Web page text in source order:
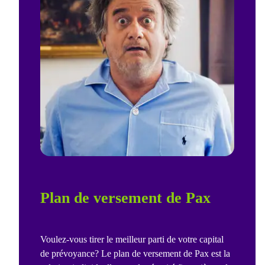
payée mensuellement, ou vous pouvez retirer
l’argent comme capital
Chez Pax, vous trouverez toutes les informations à ce sujet au point
7.5 et suivants des dispositions réglementaires générales
Plan de versement de Pax
Voulez-vous tirer le meilleur parti de votre capital
de prévoyance? Le plan de versement de Pax est la